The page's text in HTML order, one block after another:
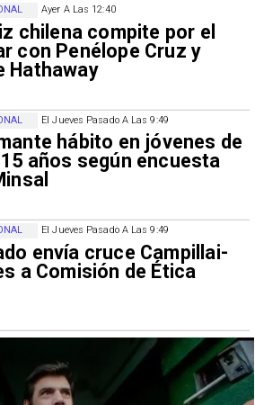
Ayer A Las 12:40
chilena compite por el
con Penélope Cruz y
Hathaway
El Jueves Pasado A Las 9:49
hábito en jóvenes de
años según encuesta
El Jueves Pasado A Las 9:49
envía cruce Campillai-
a Comisión de Ética